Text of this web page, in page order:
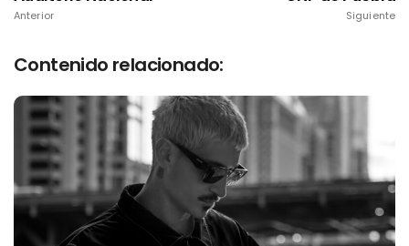
Anterior Siguiente
Contenido relacionado: